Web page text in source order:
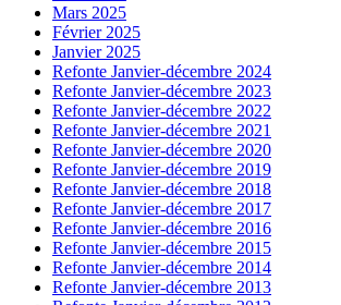
Mars 2025
Février 2025
Janvier 2025
Refonte Janvier-décembre 2024
Refonte Janvier-décembre 2023
Refonte Janvier-décembre 2022
Refonte Janvier-décembre 2021
Refonte Janvier-décembre 2020
Refonte Janvier-décembre 2019
Refonte Janvier-décembre 2018
Refonte Janvier-décembre 2017
Refonte Janvier-décembre 2016
Refonte Janvier-décembre 2015
Refonte Janvier-décembre 2014
Refonte Janvier-décembre 2013